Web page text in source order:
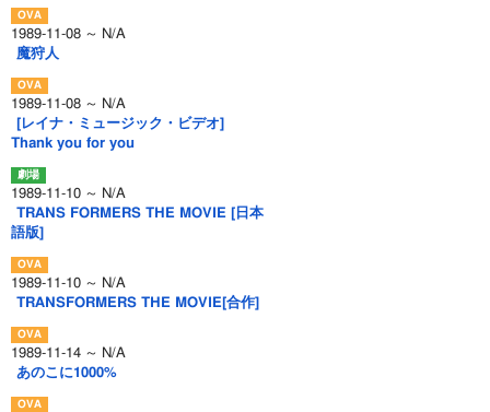
1989-11-08 ～ N/A
魔狩人
1989-11-08 ～ N/A
[レイナ・ミュージック・ビデオ]
Thank you for you
1989-11-10 ～ N/A
TRANS FORMERS THE MOVIE [日本
語版]
1989-11-10 ～ N/A
TRANSFORMERS THE MOVIE[合作]
1989-11-14 ～ N/A
あのこに1000%